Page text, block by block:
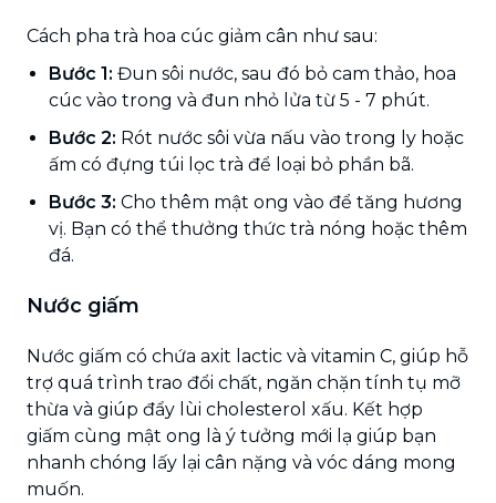
Cách pha trà hoa cúc giảm cân như sau:
Bước 1: Đun sôi nước, sau đó bỏ cam thảo, hoa
cúc vào trong và đun nhỏ lửa từ 5 - 7 phút.
Bước 2: Rót nước sôi vừa nấu vào trong ly hoặc
ấm có đựng túi lọc trà để loại bỏ phần bã.
Bước 3: Cho thêm mật ong vào để tăng hương
vị. Bạn có thể thưởng thức trà nóng hoặc thêm
đá.
Nước giấm
Nước giấm có chứa axit lactic và vitamin C, giúp hỗ
trợ quá trình trao đổi chất, ngăn chặn tính tụ mỡ
thừa và giúp đẩy lùi cholesterol xấu. Kết hợp
giấm cùng mật ong là ý tưởng mới lạ giúp bạn
nhanh chóng lấy lại cân nặng và vóc dáng mong
muốn.